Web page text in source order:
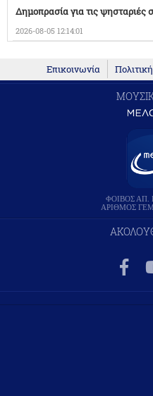
Δημοπρασία για τις ψησταριές
2026-08-05 12:14:01
Επικοινωνία
ΦΟΙΒΟΣ ΑΠ.
ΑΡΙΘΜΟΣ